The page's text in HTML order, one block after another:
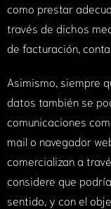
como prestar
través de dichos
de facturación,
Asimismo, siempre
datos también se
comunicaciones
mail o navegador
comercializan a
considere que
sentido, y con el